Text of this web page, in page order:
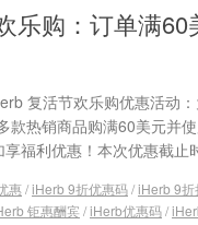
乐购：订单满
复活节欢乐购优惠活动
款热销商品购满60美元并
福利优惠！本次优惠截止
惠/iHerb 9折优惠码/iHerb 9折
钜惠酬宾/iHerb优惠码/